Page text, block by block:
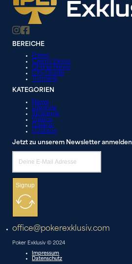
BEREICHE
Poker
Casino News
Online News
City Guide
Turniere
KATEGORIEN
News
Lifestyle
Strategie
Videos
Galerie
Liveblog
Jetzt zu unserem Newsletter anmelden
Signup
office@pokerexklusiv.com
Poker Exklusiv © 2024
Impressum
Datenschutz